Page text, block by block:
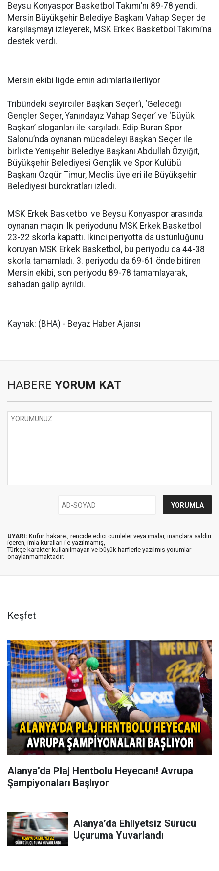
Beysu Konyaspor Basketbol Takımı’nı 89-78 yendi.
Mersin Büyükşehir Belediye Başkanı Vahap Seçer de
karşılaşmayı izleyerek, MSK Erkek Basketbol Takımı’na
destek verdi.
Mersin ekibi ligde emin adımlarla ilerliyor
Tribündeki seyirciler Başkan Seçer’i, ‘Geleceği
Gençler Seçer, Yanındayız Vahap Seçer’ ve ‘Büyük
Başkan’ sloganları ile karşıladı. Edip Buran Spor
Salonu’nda oynanan mücadeleyi Başkan Seçer ile
birlikte Yenişehir Belediye Başkanı Abdullah Özyiğit,
Büyükşehir Belediyesi Gençlik ve Spor Kulübü
Başkanı Özgür Timur, Meclis üyeleri ile Büyükşehir
Belediyesi bürokratları izledi.
MSK Erkek Basketbol ve Beysu Konyaspor arasında
oynanan maçın ilk periyodunu MSK Erkek Basketbol
23-22 skorla kapattı. İkinci periyotta da üstünlüğünü
koruyan MSK Erkek Basketbol, bu periyodu da 44-38
skorla tamamladı. 3. periyodu da 69-61 önde bitiren
Mersin ekibi, son periyodu 89-78 tamamlayarak,
sahadan galip ayrıldı.
Kaynak: (BHA) - Beyaz Haber Ajansı
HABERE YORUM KAT
UYARI: Küfür, hakaret, rencide edici cümleler veya imalar, inançlara saldırı
içeren, imla kuralları ile yazılmamış,
Türkçe karakter kullanılmayan ve büyük harflerle yazılmış yorumlar
onaylanmamaktadır.
Keşfet
Alanya’da Plaj Hentbolu Heyecanı! Avrupa
Şampiyonaları Başlıyor
Alanya’da Ehliyetsiz Sürücü
Uçuruma Yuvarlandı